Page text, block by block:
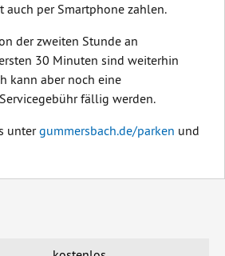
auch per Smartphone zahlen.
der zweiten Stunde an
30 Minuten sind weiterhin
kann aber noch eine
fällig werden.
untergummersbach.de/parken und